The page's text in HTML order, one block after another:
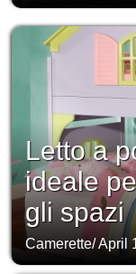
Letto a
ideale
gli spazi
Camerette/April